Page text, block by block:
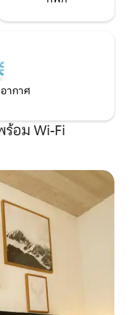
ากาศ
ร้อม Wi-Fi